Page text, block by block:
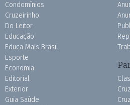
Condomínios
Cruzeirinho
Do Leitor
Educação
Educa Mais Brasil
Esporte
Economia
Editorial
Exterior
Guia Saúde